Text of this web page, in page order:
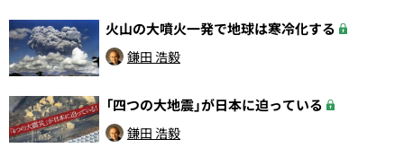
火山の大噴火一発で地球は寒冷化する
鎌田 浩毅
「四つの大地震」が日本に迫っている
鎌田 浩毅